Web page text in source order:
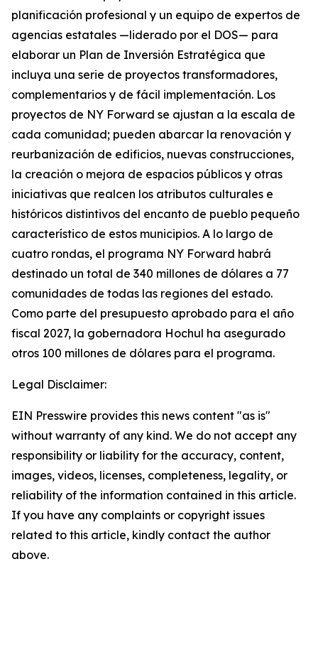
planificación profesional y un equipo de expertos de
agencias estatales —liderado por el DOS— para
elaborar un Plan de Inversión Estratégica que
incluya una serie de proyectos transformadores,
complementarios y de fácil implementación. Los
proyectos de NY Forward se ajustan a la escala de
cada comunidad; pueden abarcar la renovación y
reurbanización de edificios, nuevas construcciones,
la creación o mejora de espacios públicos y otras
iniciativas que realcen los atributos culturales e
históricos distintivos del encanto de pueblo pequeño
característico de estos municipios. A lo largo de
cuatro rondas, el programa NY Forward habrá
destinado un total de 340 millones de dólares a 77
comunidades de todas las regiones del estado.
Como parte del presupuesto aprobado para el año
fiscal 2027, la gobernadora Hochul ha asegurado
otros 100 millones de dólares para el programa.
Legal Disclaimer:
EIN Presswire provides this news content "as is"
without warranty of any kind. We do not accept any
responsibility or liability for the accuracy, content,
images, videos, licenses, completeness, legality, or
reliability of the information contained in this article.
If you have any complaints or copyright issues
related to this article, kindly contact the author
above.